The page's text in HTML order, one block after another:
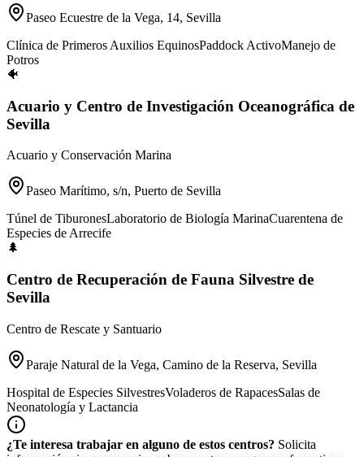
Paseo Ecuestre de la Vega, 14, Sevilla
Clínica de Primeros Auxilios EquinosPaddock ActivoManejo de
Potros
🐠
Acuario y Centro de Investigación Oceanográfica de
Sevilla
Acuario y Conservación Marina
Paseo Marítimo, s/n, Puerto de Sevilla
Túnel de TiburonesLaboratorio de Biología MarinaCuarentena de
Especies de Arrecife
🌲
Centro de Recuperación de Fauna Silvestre de
Sevilla
Centro de Rescate y Santuario
Paraje Natural de la Vega, Camino de la Reserva, Sevilla
Hospital de Especies SilvestresVoladeros de RapacesSalas de
Neonatología y Lactancia
¿Te interesa trabajar en alguno de estos centros? Solicita